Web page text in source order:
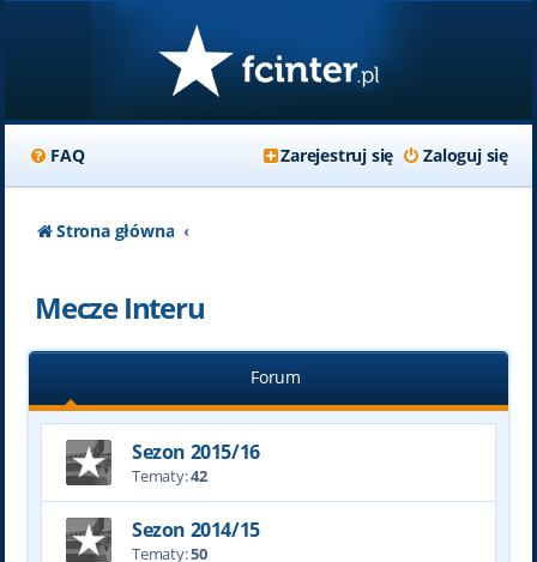
FAQ Zaloguj się
Zarejestruj się
Strona główna
Mecze Interu
Forum
Sezon 2015/16
Tematy:42
Sezon 2014/15
Tematy:50